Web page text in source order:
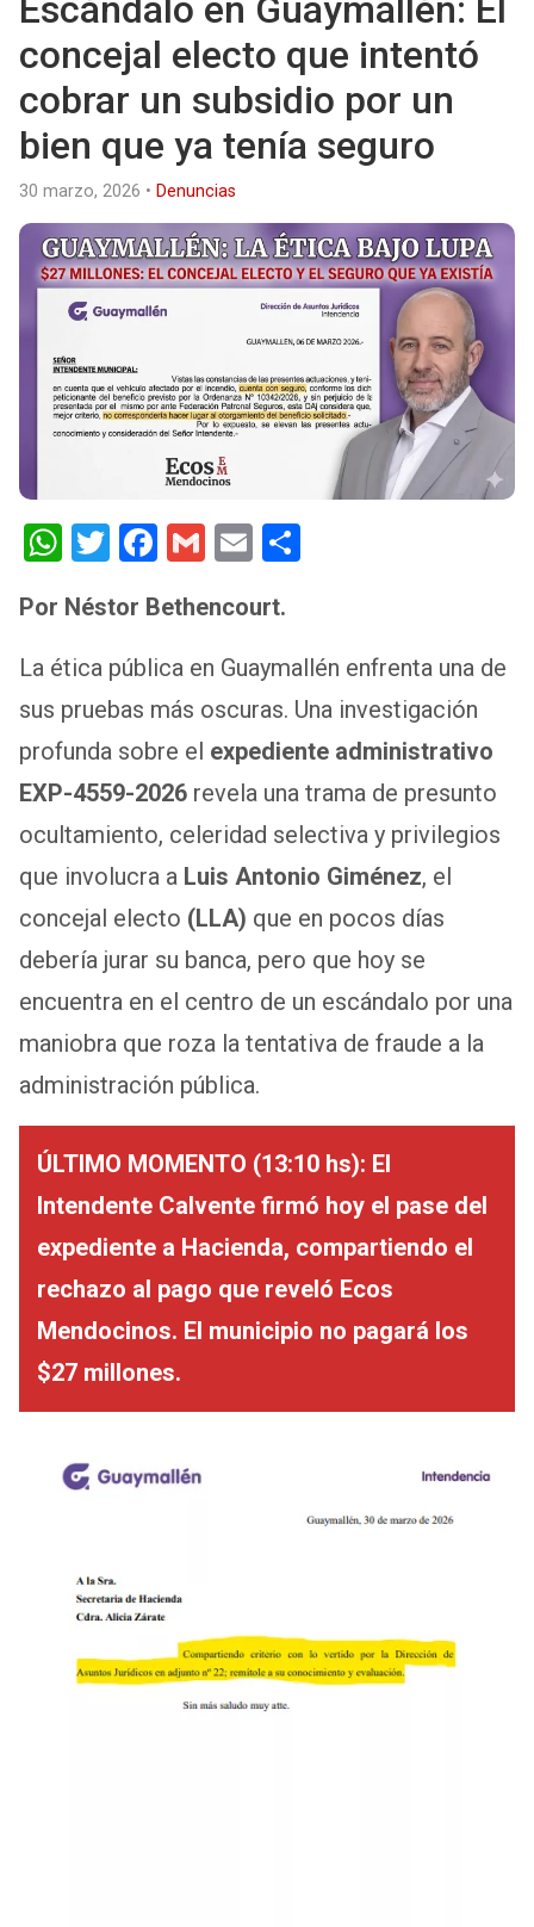
Escándalo en Guaymallén: El
concejal electo que intentó
cobrar un subsidio por un
bien que ya tenía seguro
30 marzo, 2026 • Denuncias
W
at
s
A
p
p
T
tt
er
F
ce
b
o
o
k
G
ail
E
ail
e
Por Néstor Bethencourt.
La ética pública en Guaymallén enfrenta una de
sus pruebas más oscuras. Una investigación
profunda sobre el expediente administrativo
EXP-4559-2026 revela una trama de presunto
ocultamiento, celeridad selectiva y privilegios
que involucra a Luis Antonio Giménez, el
concejal electo (LLA) que en pocos días
debería jurar su banca, pero que hoy se
encuentra en el centro de un escándalo por una
maniobra que roza la tentativa de fraude a la
administración pública.
ÚLTIMO MOMENTO (13:10 hs): El
Intendente Calvente firmó hoy el pase del
expediente a Hacienda, compartiendo el
rechazo al pago que reveló Ecos
Mendocinos. El municipio no pagará los
$27 millones.